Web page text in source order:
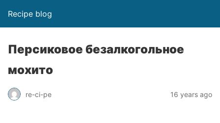
Recipe blog
Персиковое безалкогольное
мохито
re-ci-pe 16 years ago